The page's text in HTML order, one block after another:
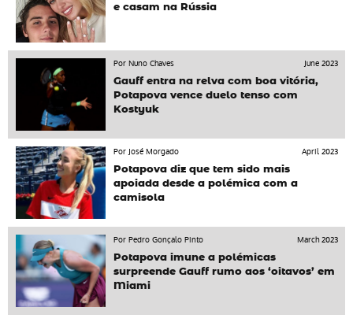
e casam na Rússia
Por Nuno Chaves
June 2023
Gauff entra na relva com boa vitória,
Potapova vence duelo tenso com
Kostyuk
Por José Morgado
April 2023
Potapova diz que tem sido mais
apoiada desde a polémica com a
camisola
Por Pedro Gonçalo Pinto
March 2023
Potapova imune a polémicas
surpreende Gauff rumo aos ‘oitavos’ em
Miami